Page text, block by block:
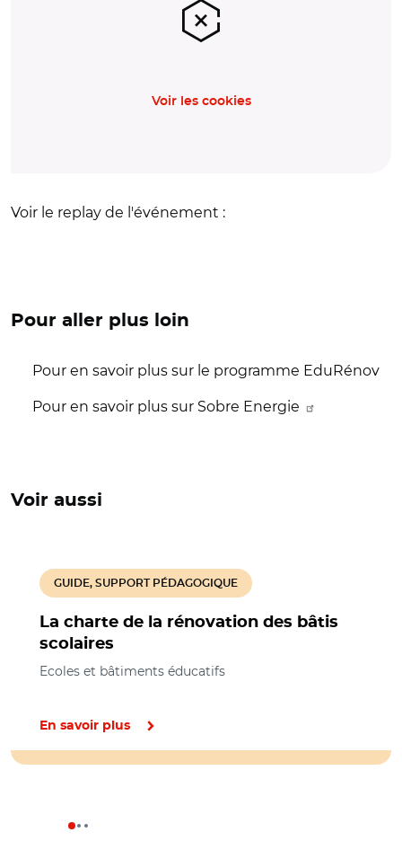
Voir les cookies
Voir le replay de l'événement :
Pour aller plus loin
Pour en savoir plus sur le programme EduRénov
Pour en savoir plus sur Sobre Energie
Voir aussi
La charte de la rénovation des bâtis
scolaires
GUIDE, SUPPORT PÉDAGOGIQUE
Ecoles et bâtiments éducatifs
En savoir plus